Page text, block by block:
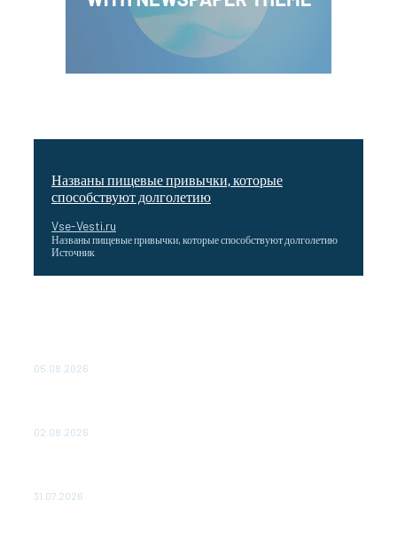
Названы пищевые привычки, которые
способствуют долголетию
Vse-Vesti.ru
Названы пищевые привычки, которые способствуют долголетию
Источник
05.08.2026
02.08.2026
31.07.2026